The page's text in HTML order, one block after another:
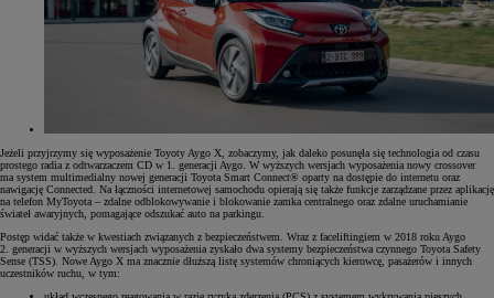
Jeżeli przyjrzymy się wyposażenie Toyoty Aygo X, zobaczymy, jak daleko posunęła się technologia od czasu
prostego radia z odtwarzaczem CD w 1. generacji Aygo. W wyższych wersjach wyposażenia nowy crossover
ma system multimedialny nowej generacji Toyota Smart Connect® oparty na dostępie do internetu oraz
nawigację Connected. Na łączności internetowej samochodu opierają się także funkcje zarządzane przez aplikację
na telefon MyToyota – zdalne odblokowywanie i blokowanie zamka centralnego oraz zdalne uruchamianie
świateł awaryjnych, pomagające odszukać auto na parkingu.
Postęp widać także w kwestiach związanych z bezpieczeństwem. Wraz z faceliftingiem w 2018 roku Aygo
2. generacji w wyższych wersjach wyposażenia zyskało dwa systemy bezpieczeństwa czynnego Toyota Safety
Sense (TSS). Nowe Aygo X ma znacznie dłuższą listę systemów chroniących kierowcę, pasażerów i innych
uczestników ruchu, w tym: